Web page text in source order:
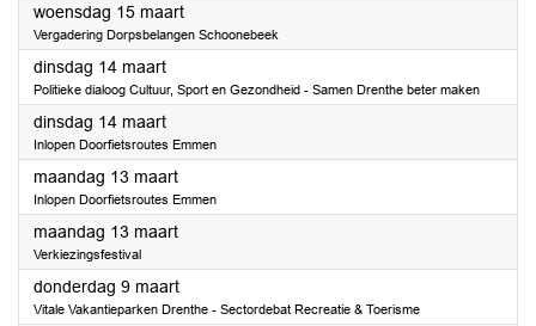
woensdag 15 maart2023
Vergadering Dorpsbelangen Schoonebeek
dinsdag 14 maart2023
Politieke dialoog Cultuur, Sport en Gezondheid - Samen Drenthe beter maken
dinsdag 14 maart2023
Inlopen Doorfietsroutes Emmen
maandag 13 maart2023
Inlopen Doorfietsroutes Emmen
maandag 13 maart2023
Verkiezingsfestival
donderdag 9 maart2023
Vitale Vakantieparken Drenthe - Sectordebat Recreatie & Toerisme